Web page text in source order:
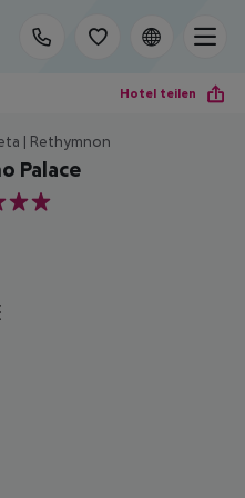
Hotel teilen
| Rethymnon
Palace